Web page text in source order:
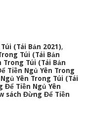
(Tái Bản 2021),
Túi (Tái Bản
Túi (Tái Bản
Tiền Ngủ Yên Trong
Yên Trong Túi (Tái
Để Tiền Ngủ Yên
sách Đừng Để Tiền